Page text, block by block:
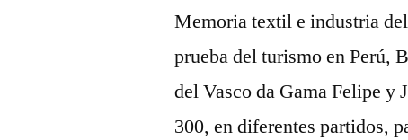
Memoria textil e industria
prueba del turismo en Perú,
del Vasco da Gama Felipe y
300, en diferentes partidos,